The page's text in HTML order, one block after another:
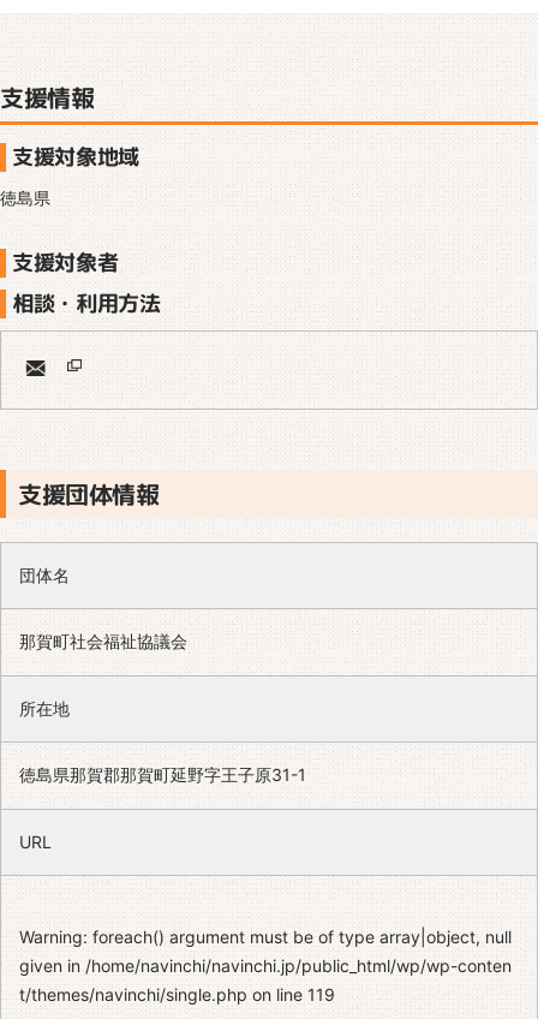
支援情報
支援対象地域
徳島県
支援対象者
相談・利用方法
支援団体情報
団体名
那賀町社会福祉協議会
所在地
徳島県那賀郡那賀町延野字王子原31-1
URL
Warning: foreach() argument must be of type array|object, null
given in/home/navinchi/navinchi.jp/public_html/wp/wp-conten
t/themes/navinchi/single.php on line119